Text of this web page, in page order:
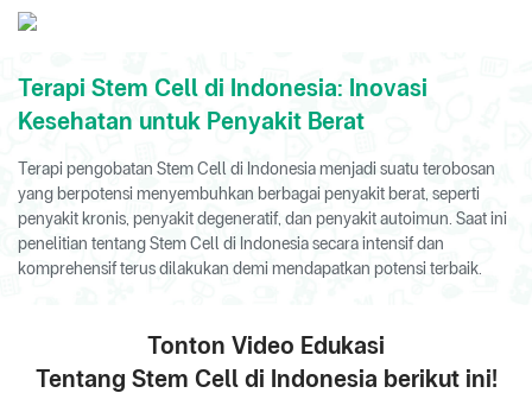
Terapi Stem Cell di Indonesia: Inovasi
Kesehatan untuk Penyakit Berat
Terapi pengobatan Stem Cell di Indonesia menjadi suatu terobosan
yang berpotensi menyembuhkan berbagai penyakit berat, seperti
penyakit kronis, penyakit degeneratif, dan penyakit autoimun. Saat ini
penelitian tentang Stem Cell di Indonesia secara intensif dan
komprehensif terus dilakukan demi mendapatkan potensi terbaik.
Tonton Video Edukasi
Tentang Stem Cell di Indonesia berikut ini!